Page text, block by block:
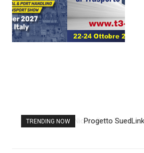
TRENDING NOW
Progetto SuedLink